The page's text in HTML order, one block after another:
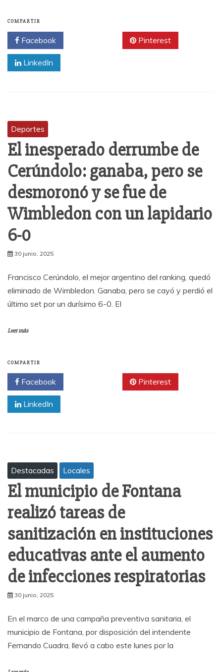
COMPARTIR
Facebook Pinterest
LinkedIn
Deportes
El inesperado derrumbe de
Cerúndolo: ganaba, pero se
desmoronó y se fue de
Wimbledon con un lapidario
6-0
30 junio, 2025
Francisco Cerúndolo, el mejor argentino del ranking, quedó
eliminado de Wimbledon. Ganaba, pero se cayó y perdió el
último set por un durísimo 6-0. El
Leer más
COMPARTIR
Facebook Pinterest
LinkedIn
Destacadas Locales
El municipio de Fontana
realizó tareas de
sanitización en instituciones
educativas ante el aumento
de infecciones respiratorias
30 junio, 2025
En el marco de una campaña preventiva sanitaria, el
municipio de Fontana, por disposición del intendente
Fernando Cuadra, llevó a cabo este lunes por la